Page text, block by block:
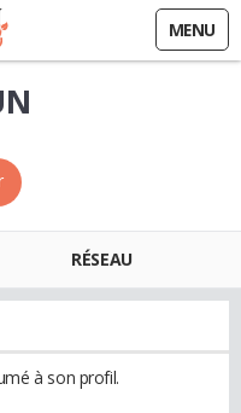
MENU
RÉSEAU
à son profil.